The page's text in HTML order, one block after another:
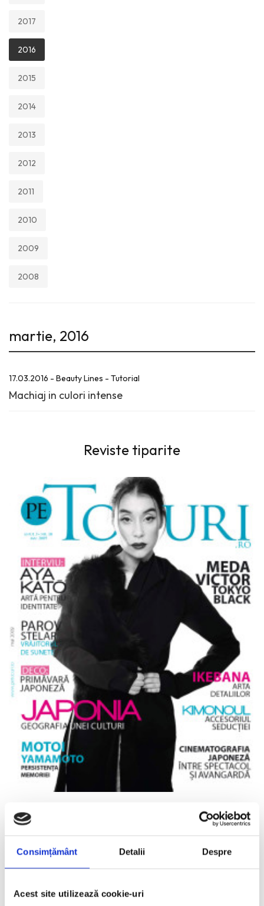
Consimțământ Detalii Despre
Acest site utilizează cookie-uri
2017
2016
2015
2014
2013
2012
2011
2010
2009
2008
martie, 2016
17.03.2016 - Beauty Lines - Tutorial
Machiaj in culori intense
Reviste tiparite